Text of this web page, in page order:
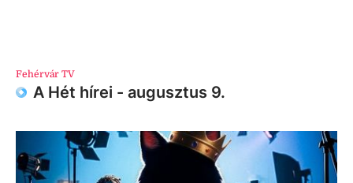
Fehérvár TV
A Hét hírei - augusztus 9.